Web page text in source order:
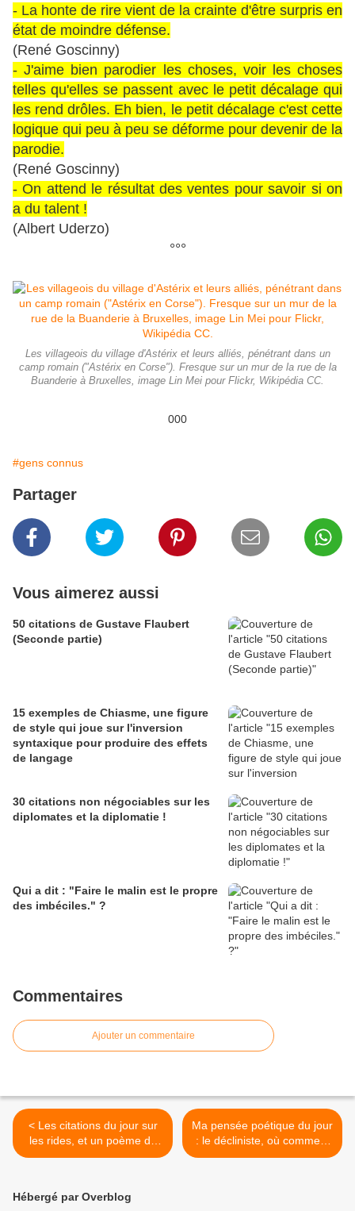
- La honte de rire vient de la crainte d'être surpris en
état de moindre défense.
(René Goscinny)
- J'aime bien parodier les choses, voir les choses
telles qu'elles se passent avec le petit décalage qui
les rend drôles. Eh bien, le petit décalage c'est cette
logique qui peu à peu se déforme pour devenir de la
parodie.
(René Goscinny)
- On attend le résultat des ventes pour savoir si on
a du talent !
(Albert Uderzo)
°°°
Les villageois du village d'Astérix et leurs alliés, pénétrant dans un
camp romain ("Astérix en Corse"). Fresque sur un mur de la rue de la
Buanderie à Bruxelles, image Lin Mei pour Flickr, Wikipédia CC.
000
#gens connus
Partager
Vous aimerez aussi
50 citations de Gustave Flaubert
(Seconde partie)
15 exemples de Chiasme, une figure
de style qui joue sur l'inversion
syntaxique pour produire des effets
de langage
30 citations non négociables sur les
diplomates et la diplomatie !
Qui a dit : "Faire le malin est le propre
des imbéciles." ?
Commentaires
Ajouter un commentaire
< Les citations du jour sur
les rides, et un poème de
Corneille sur ces marques
Ma pensée poétique du jour
: le décliniste, où comment
subir son destin >
Hébergé par Overblog